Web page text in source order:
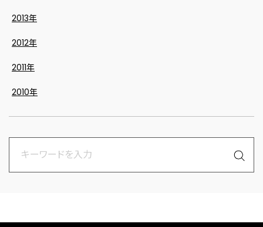
2013年
2012年
2011年
2010年